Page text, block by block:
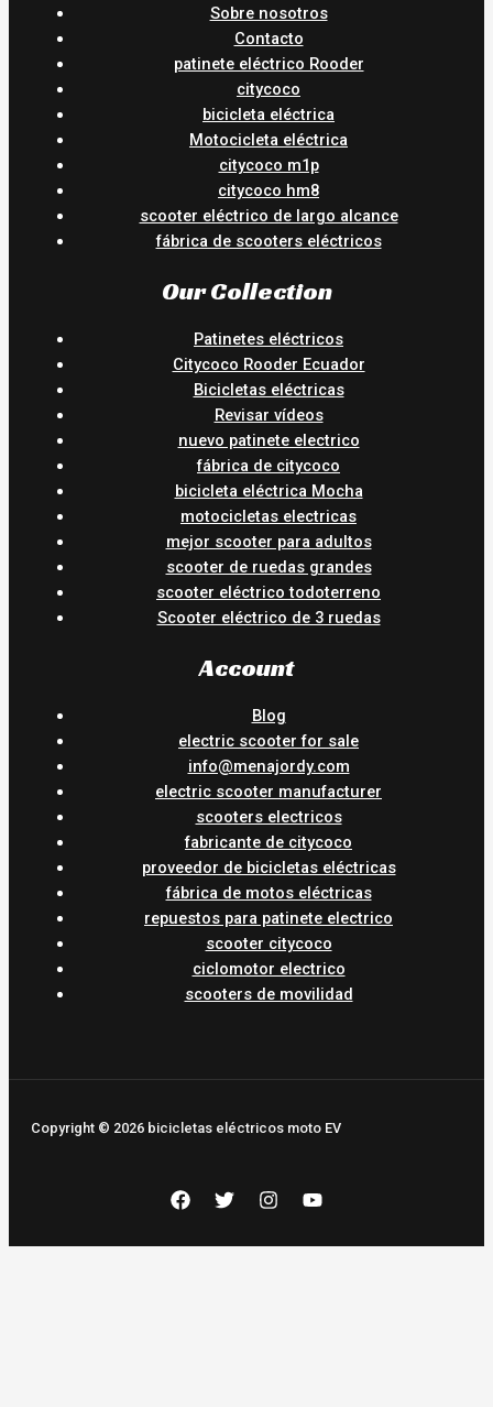
Sobre nosotros
Contacto
patinete eléctrico Rooder
citycoco
bicicleta eléctrica
Motocicleta eléctrica
citycoco m1p
citycoco hm8
scooter eléctrico de largo alcance
fábrica de scooters eléctricos
Our Collection
Patinetes eléctricos
Citycoco Rooder Ecuador
Bicicletas eléctricas
Revisar vídeos
nuevo patinete electrico
fábrica de citycoco
bicicleta eléctrica Mocha
motocicletas electricas
mejor scooter para adultos
scooter de ruedas grandes
scooter eléctrico todoterreno
Scooter eléctrico de 3 ruedas
Account
Blog
electric scooter for sale
info@menajordy.com
electric scooter manufacturer
scooters electricos
fabricante de citycoco
proveedor de bicicletas eléctricas
fábrica de motos eléctricas
repuestos para patinete electrico
scooter citycoco
ciclomotor electrico
scooters de movilidad
Copyright © 2026 bicicletas eléctricos moto EV